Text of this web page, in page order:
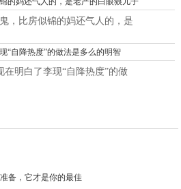
，比房似锦的妈还气人的，是
在明白了李现“自降热度”的做
备，它才是你的最佳